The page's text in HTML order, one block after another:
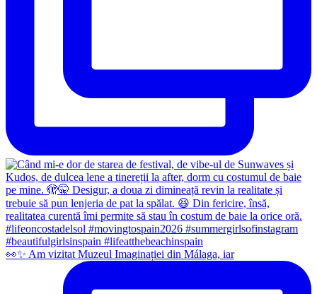
👀✨️ Am vizitat Muzeul Imaginației din Málaga, iar